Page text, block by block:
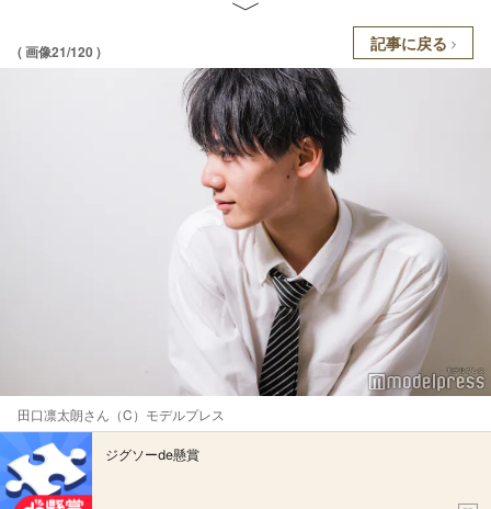
( 画像21/120 ) 記事に戻る
田口凛太朗さん（C）モデルプレス
ジグソーde懸賞